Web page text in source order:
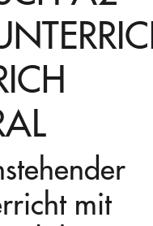
mit